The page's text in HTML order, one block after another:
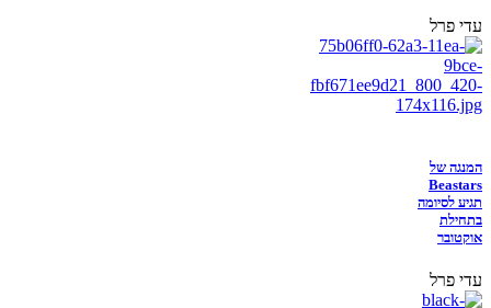
עדי פרל
המנגה של
Beastars
תגיע לסיומה
בתחילת
אוקטובר
עדי פרל